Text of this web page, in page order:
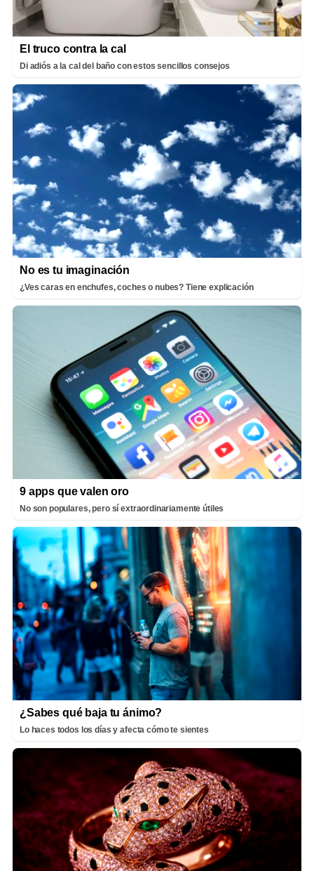
El truco contra la cal
Di adiós a la cal del baño con estos sencillos consejos
No es tu imaginación
¿Ves caras en enchufes, coches o nubes? Tiene explicación
9 apps que valen oro
No son populares, pero sí extraordinariamente útiles
¿Sabes qué baja tu ánimo?
Lo haces todos los días y afecta cómo te sientes